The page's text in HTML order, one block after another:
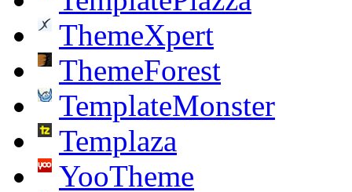
ThemeXpert
ThemeForest
TemplateMonster
Templaza
YooTheme